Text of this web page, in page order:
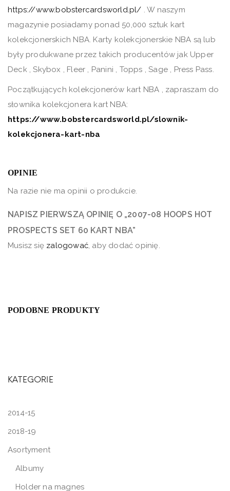
https://www.bobstercardsworld.pl/ . W naszym
magazynie posiadamy ponad 50,000 sztuk kart
kolekcjonerskich NBA. Karty kolekcjonerskie NBA są lub
były produkwane przez takich producentów jak Upper
Deck , Skybox , Fleer , Panini , Topps , Sage , Press Pass.
Początkujących kolekcjonerów kart NBA , zapraszam do
słownika kolekcjonera kart NBA:
https://www.bobstercardsworld.pl/slownik-
kolekcjonera-kart-nba
OPINIE
Na razie nie ma opinii o produkcie.
NAPISZ PIERWSZĄ OPINIĘ O „2007-08 HOOPS HOT
PROSPECTS SET 60 KART NBA”
Musisz się zalogować, aby dodać opinię.
PODOBNE PRODUKTY
KATEGORIE
2014-15
2018-19
Asortyment
Albumy
Holder na magnes